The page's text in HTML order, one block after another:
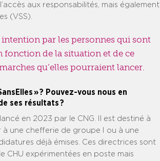
aux responsabilités, mais également
(VSS).
par les personnes qui sont
fonction de la situation et de ce
qu’elles pourraient lancer.
» ? Pouvez-vous nous en
ses résultats ?
en 2023 par le CNG. Il est destiné à
une chefferie de groupe I ou à une
déjà émises. Ces directrices sont
CHU expérimentées en poste mais